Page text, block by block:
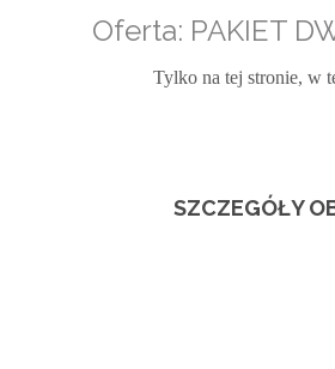
Oferta: PAKIET
Tylko na tej stronie, w
SZCZEGÓŁY